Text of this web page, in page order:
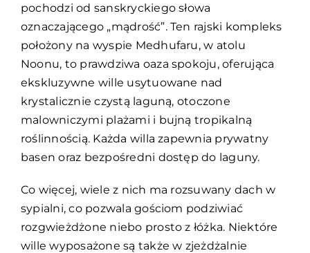
pochodzi od sanskryckiego słowa
oznaczającego „mądrość”. Ten rajski kompleks
położony na wyspie Medhufaru, w atolu
Noonu, to prawdziwa oaza spokoju, oferująca
ekskluzywne wille usytuowane nad
krystalicznie czystą laguną, otoczone
malowniczymi plażami i bujną tropikalną
roślinnością. Każda willa zapewnia prywatny
basen oraz bezpośredni dostęp do laguny.
Co więcej, wiele z nich ma rozsuwany dach w
sypialni, co pozwala gościom podziwiać
rozgwieżdżone niebo prosto z łóżka. Niektóre
wille wyposażone są także w zjeżdżalnie